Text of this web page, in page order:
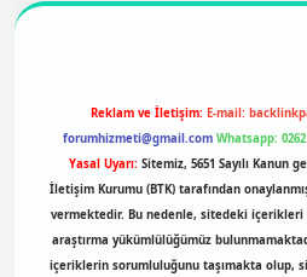
Reklam ve İletişim: E-mail:
forumhizmeti@gmail.com Whatsapp: 0262
Yasal Uyarı: Sitemiz, 5651 Sayılı Kanun
İletişim Kurumu (BTK) tarafından
vermektedir. Bu nedenle, sitedeki
araştırma yükümlülüğümüz
içeriklerin sorumluluğunu taşımakta olup,